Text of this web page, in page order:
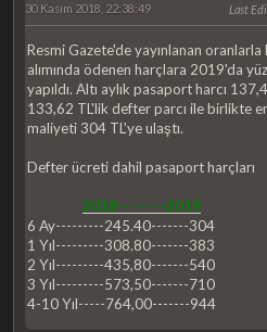
30 Kasım 2018, 22:38:49 Last
Resmi Gazete'de yayınlanan
alımında ödenen harçlara 2019'da
yapıldı. Altı aylık pasaport harcı
133,62 TL'lik defter parcı ile birlikte
maliyeti 304 TL'ye ulaştı.
Defter ücreti dahil pasaport harçları
2018---------2019
6 Ay---------245.40-------304
1 Yıl---------308.80-------383
2 Yıl---------435,80-------540
3 Yıl---------573,50-------710
4-10 Yıl-----764,00-------944